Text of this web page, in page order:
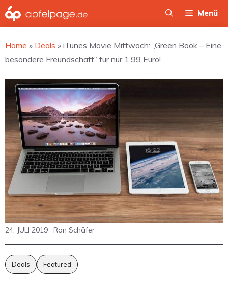
Zum
Inhalt
Menü
Home » Deals » iTunes Movie Mittwoch: „Green Book – Eine
besondere Freundschaft“ für nur 1,99 Euro!
24. JULI 2019 Ron Schäfer
Deals Featured